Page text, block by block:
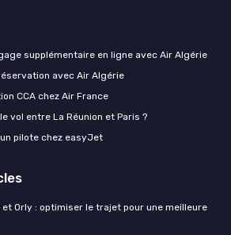
supplémentaire en ligne avec Air Algérie
avec Air Algérie
CCA chez Air France
vol entre La Réunion et Paris ?
pilote chez easyJet
Orly : optimiser le trajet pour une meilleure